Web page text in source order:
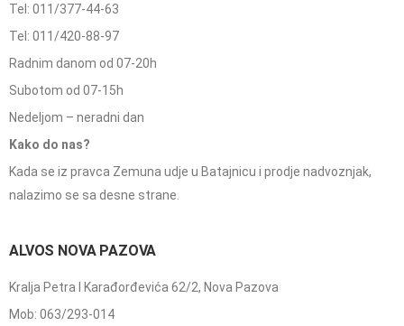
Tel: 011/377-44-63
Tel: 011/420-88-97
Radnim danom od 07-20h
Subotom od 07-15h
Nedeljom – neradni dan
Kako do nas?
Kada se iz pravca Zemuna udje u Batajnicu i prodje nadvoznjak,
nalazimo se sa desne strane.
ALVOS NOVA PAZOVA
Kralja Petra I Karađorđevića 62/2, Nova Pazova
Mob: 063/293-014